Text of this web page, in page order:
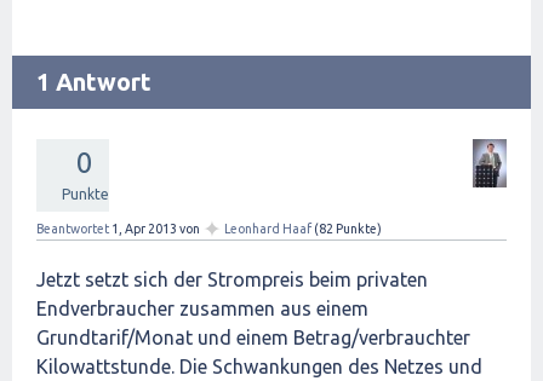
1 Antwort
0
Punkte
Beantwortet 1, Apr 2013 von ✦ Leonhard Haaf (82 Punkte)
Jetzt setzt sich der Strompreis beim privaten
Endverbraucher zusammen aus einem
Grundtarif/Monat und einem Betrag/verbrauchter
Kilowattstunde. Die Schwankungen des Netzes und